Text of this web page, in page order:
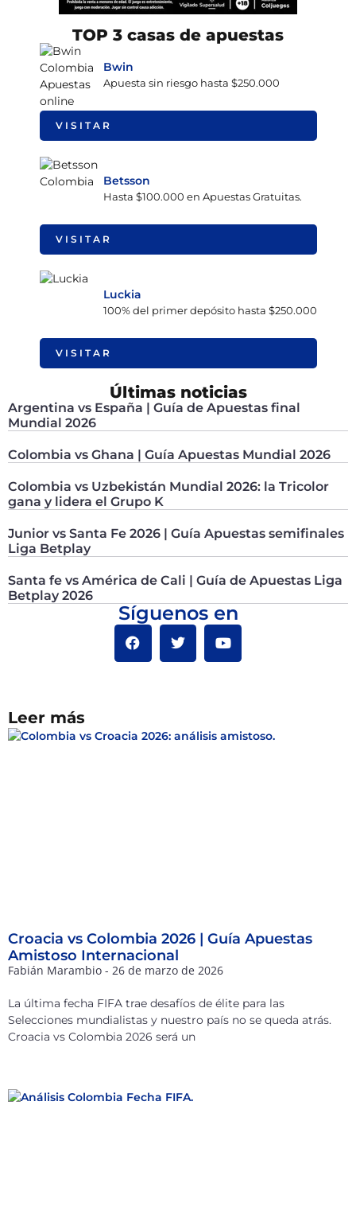
TOP 3 casas de apuestas
Bwin
Apuesta sin riesgo hasta $250.000
VISITAR
Betsson
Hasta $100.000 en Apuestas Gratuitas.
VISITAR
Luckia
100% del primer depósito hasta $250.000
VISITAR
Últimas noticias
Argentina vs España | Guía de Apuestas final
Mundial 2026
Colombia vs Ghana | Guía Apuestas Mundial 2026
Colombia vs Uzbekistán Mundial 2026: la Tricolor
gana y lidera el Grupo K
Junior vs Santa Fe 2026 | Guía Apuestas semifinales
Liga Betplay
Santa fe vs América de Cali | Guía de Apuestas Liga
Betplay 2026
Síguenos en
Leer más
Croacia vs Colombia 2026 | Guía Apuestas
Amistoso Internacional
Fabián Marambio 26 de marzo de 2026
La última fecha FIFA trae desafíos de élite para las
Selecciones mundialistas y nuestro país no se queda atrás.
Croacia vs Colombia 2026 será un